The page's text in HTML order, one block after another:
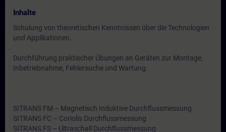
Inhalte
Schulung von theoretischen Kenntnissen über die Technologien
und Applikationen.
Durchführung praktischer Übungen an Geräten zur Montage,
Inbetriebnahme, Fehlersuche und Wartung.
SITRANS FM – Magnetisch Induktive Durchflussmessung
SITRANS FC – Coriolis Durchflussmessung
SITRANS FS – Ultraschall Durchflussmessung